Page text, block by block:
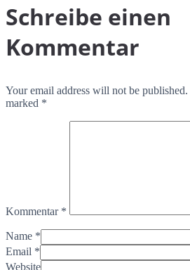
Schreibe einen
Kommentar
Your email address will not be
marked *
Kommentar *
Name *
Email *
Website